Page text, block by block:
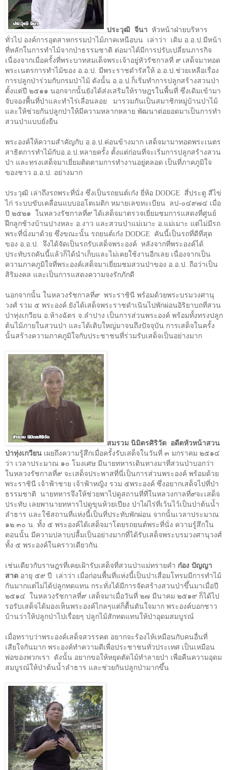
ประวุฒิ จีนา หัวหน้าฝ่ายบริหาร
ทั่วไป องค์การอุตสาหกรรมป่าไม้ภาคเหนือบน
เล่าว่า เดิม อ.อ.ป.มีหน้า
ที่หลักในการทำไม้จากป่าธรรมชาติ ต่อมาได้มีการปรับเปลี่ยนภารกิจ
เนื่องจากเมื่อครั้งที่พระบาทสมเด็จพระเจ้าอยู่หัวรัชกาลที่ ๙ เสด็จมาทอด
พระเนตรการทำไม้ของ อ.อ.ป. มีพระราชดำรัสให้ อ.อ.ป.ช่วยเหลือเรื่อง
การปลูกป่าร่วมกับกรมป่าไม้ ดังนั้น อ.อ.ป.ก็เริ่มทำการปลูกสร้างสวนป่า
ตั้งแต่ปี ๒๕๑๑ นอกจากนั้นยังได้ส่งเสริมให้ราษฎรในพื้นที่ ซึ่งเดิมเข้ามา
จับจองพื้นที่ป่าและทำไร่เลื่อนลอย
มารวมกันเป็นสมาชิกหมู่บ้านป่าไม้
และให้ช่วยกันปลูกป่าให้มีความหลากหลาย พัฒนาต่อยอดมาเป็นการทำ
สวนป่าแบบยั่งยืน
พระองค์ให้ความสำคัญกับ อ.อ.ป.ค่อนข้างมาก เสด็จมามาทอดพระเนตร
สาธิตการทำไม้กับอ.อ.ป.หลายครั้ง ตั้งแต่ก่อนที่จะเริ่มการปลูกสร้างสวน
ป่า และทรงเสด็จมาเยี่ยมติดตามการทำงานอยู่ตลอด เป็นที่ภาคภูมิใจ
ของชาว อ.อ.ป. อย่างมาก
ประวุฒิ เล่าถึงรถพระที่นั่ง ซึ่งเป็นรถยนต์เก๋ง ยี่ห้อ DODGE สี่ประตู สีไข่
ไก่ ระบบขับเคลื่อนแบบออโตเมติก หมายเลขทะเบียน
ลป-๐๔๙๗๔ เมื่อ
ปี ๒๕๒๑
ในหลวงรัชกาลที่๙ ได้เสด็จมาตรวจเยี่ยมชมการแสดงที่ศูนย์
ฝึกลูกช้างบ้านปางหละ อ.งาว และสวนป่าแม่เมาะ อ.แม่เมาะ แต่ไม่มีรถ
พระที่นั่งมาด้วย ซึ่งขณะนั้น รถยนต์เก๋ง DODGE คันนี้เป็นรถที่ดีที่สุด
ของ อ.อ.ป.
จึงได้จัดเป็นรถรับเสด็จพระองค์ หลังจากที่พระองค์ได้
ประทับรถคันนี้แล้วก็ได้นำเก็บและไม่เคยใช้งานอีกเลย เนื่องจากเป็น
ความภาคภูมิใจที่พระองค์เสด็จมาเยี่ยมชมสวนป่าของ อ.อ.ป. ถือว่าเป็น
สิริมงคล และเป็นการแสดงความจงรักภักดี
นอกจากนั้น ในหลวงรัชกาลที่๙ พระราชินี พร้อมด้วยพระบรมวงศานุ
วงศ์ รวม ๕ พระองค์ ยังได้เสด็จพระราชดำเนินไปพักผ่อนอิริยาบถที่สวน
ป่าทุ่งเกวียน อ.ห้างฉัตร จ.ลำปาง เป็นการส่วนพระองค์ พร้อมทั้งทรงปลูก
ต้นไม้ภายในสวนป่า และได้เติบใหญ่มาจนถึงปัจจุบัน การเสด็จในครั้ง
นั้นสร้างความภาคภูมิใจกับประชาชนที่ร่วมรับเสด็จเป็นอย่างมาก
สมรวม นิมิตรศิริวัต อดีตหัวหน้าสวน
ป่าทุ่งเกวียน เผยถึงความรู้สึกเมื่อครั้งรับเสด็จในวันที่ ๓ มกราคม ๒๕๑๔
ว่า เวลาประมาณ ๑๐ โมงเศษ มีนายทหารเดินทางมาที่สวนป่าบอกว่า
ในหลวงรัชกาลที่๙ จะเสด็จประพาสที่นี่เป นการส่วนพระองค์ พร้อมด้วย
พระราชินี เจ้าฟ้าชาย เจ้าฟ้าหญิง รวม ๕พระองค์ ซึ่งอยากเสด็จไปที่ป่า
ธรรมชาติ นายทหารจึงให้ช่วยพาไปดูสถานที่ที่ในหลวงกาลที่๙จะเสด็จ
ประทับ เลยพานายทหารไปดูขุนห้วยเปียง ป่าไผ่ไร่ที่เว้นไว้เป็นป่าต้นน้ำ
ลำธาร และใช้สถานที่แห่งนี้เป็นที่ประทับพักผ่อน จากนั้นเวลาประมาณ
๑๒.๓๐ น. ทั้ง ๕ พระองค์ได้เสด็จมาโดยรถยนต์พระที่นั่ง ความรู้สึกใน
ตอนนั้น มีความปลาบปลื้มเป็นอย่างมากที่ได้รับเสด็จพระบรมวงศานุวงศ์
ทั้ง ๕ พระองค์ในคราวเดียวกัน
เช่นเดียวกับราษฎรที่เคยเฝ้ารับเสด็จที่สวนป่าแม่ทรายคำ ก๋อง ปัญญา
สาด อายุ ๕๙ ปี
เล่าว่า เมื่อก่อนพื้นที่แห่งนี้เป็นป่าเสื่อมโทรมมีการทำไม้
กันมากแต่ไม่ได้ปลูกทดแทน กระทั่งได้มีการจัดสร้างสวนป่าขึ้นมาเมื่อปี
๒๕๑๔
ในหลวงรัชกาลที่๙ เสด็จมาเมื่อวันที่ ๒๗ มีนาคม ๒๕๑๙ ก็ได้ไป
รอรับเสด็จได้มองเห็นพระองค์ไกลๆแต่ก็ตื้นตันใจมาก พระองค์บอกชาว
บ้านว่าให้ปลูกป่าไปเรื่อยๆ ปลูกไม้สักทดแทนให้ป่าอุดมสมบูรณ์
เมื่อทราบว่าพระองค์เสด็จสวรรคต อยากจะร้องไห้เหมือนกับคนอื่นที่
เสียใจกันมาก พระองค์ทำความดีเพื่อประชาชนทั่วประเทศ เป็นเหมือน
พ่อของพวกเรา
ดังนั้น อยากขอให้หยุดตัดไม้ทำลายป่า เพื่อคืนความอุดม
สมบูรณ์ให้ป่าต้นน้ำลำธาร และช่วยกันปลูกป่ามากขึ้น